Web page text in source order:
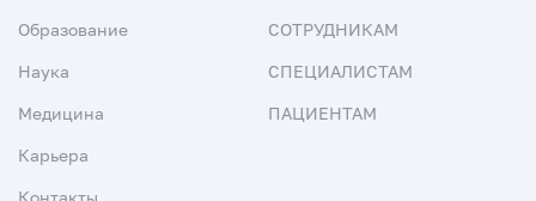
Образование
Наука
Медицина
Карьера
Контакты
СОТРУДНИКАМ
СПЕЦИАЛИСТАМ
ПАЦИЕНТАМ